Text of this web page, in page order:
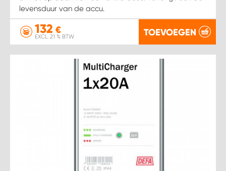
levensduur van de accu.
132 €
EXCL. 21 % BTW TOEVOEGEN